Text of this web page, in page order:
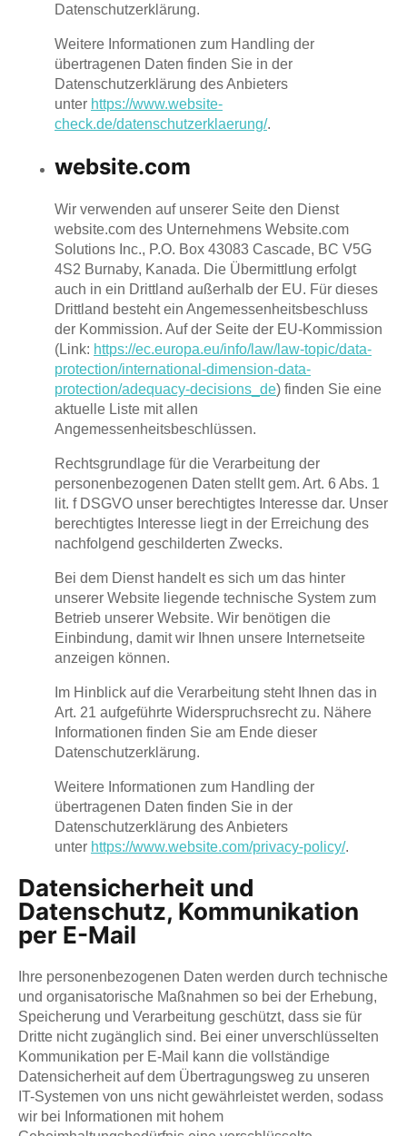
Datenschutzerklärung.
Weitere Informationen zum Handling der
übertragenen Daten finden Sie in der
Datenschutzerklärung des Anbieters
unter https://www.website-
check.de/datenschutzerklaerung/.
website.com
Wir verwenden auf unserer Seite den Dienst
website.com des Unternehmens Website.com
Solutions Inc., P.O. Box 43083 Cascade, BC V5G
4S2 Burnaby, Kanada. Die Übermittlung erfolgt
auch in ein Drittland außerhalb der EU. Für dieses
Drittland besteht ein Angemessenheitsbeschluss
der Kommission. Auf der Seite der EU-Kommission
(Link: https://ec.europa.eu/info/law/law-topic/data-
protection/international-dimension-data-
protection/adequacy-decisions_de) finden Sie eine
aktuelle Liste mit allen
Angemessenheitsbeschlüssen.
Rechtsgrundlage für die Verarbeitung der
personenbezogenen Daten stellt gem. Art. 6 Abs. 1
lit. f DSGVO unser berechtigtes Interesse dar. Unser
berechtigtes Interesse liegt in der Erreichung des
nachfolgend geschilderten Zwecks.
Bei dem Dienst handelt es sich um das hinter
unserer Website liegende technische System zum
Betrieb unserer Website. Wir benötigen die
Einbindung, damit wir Ihnen unsere Internetseite
anzeigen können.
Im Hinblick auf die Verarbeitung steht Ihnen das in
Art. 21 aufgeführte Widerspruchsrecht zu. Nähere
Informationen finden Sie am Ende dieser
Datenschutzerklärung.
Weitere Informationen zum Handling der
übertragenen Daten finden Sie in der
Datenschutzerklärung des Anbieters
unter https://www.website.com/privacy-policy/.
Datensicherheit und
Datenschutz, Kommunikation
per E-Mail
Ihre personenbezogenen Daten werden durch technische
und organisatorische Maßnahmen so bei der Erhebung,
Speicherung und Verarbeitung geschützt, dass sie für
Dritte nicht zugänglich sind. Bei einer unverschlüsselten
Kommunikation per E-Mail kann die vollständige
Datensicherheit auf dem Übertragungsweg zu unseren
IT-Systemen von uns nicht gewährleistet werden, sodass
wir bei Informationen mit hohem